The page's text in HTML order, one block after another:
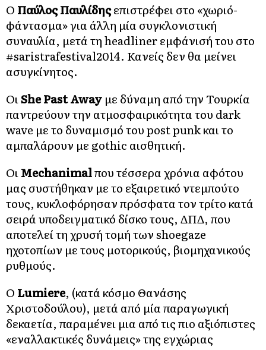
Ο Παύλος Παυλίδηςεπιστρέφει στο «χωριό-
φάντασμα» για άλλη μία συγκλονιστική
συναυλία, μετά τη headliner εμφάνισή του στο
#saristrafestival2014. Κανείς δεν θα μείνει
ασυγκίνητος.
ΟιShe Past Away με δύναμη από την Τουρκία
παντρεύουν την ατμοσφαιρικότητα του dark
wave με το δυναμισμό του post punk και το
αμπαλάρουν με gothic αισθητική.
ΟιMechanimalπου τέσσερα χρόνια αφότου
μας συστήθηκαν με το εξαιρετικό ντεμπούτο
τους, κυκλοφόρησαν πρόσφατα τον τρίτο κατά
σειρά υποδειγματικό δίσκο τους, ΔΠΔ, που
αποτελεί τη χρυσή τομή των shoegaze
ηχοτοπίων με τους μοτορικούς, βιομηχανικούς
ρυθμούς.
O Lumiere, (κατά κόσμο Θανάσης
Χριστοδούλου), μετά από μία παραγωγική
δεκαετία, παραμένει μια από τις πιο αξιόπιστες
«εναλλακτικές δυνάμεις» της εγχώριας